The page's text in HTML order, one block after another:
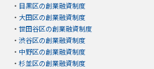
・ 目黒区の創業融資制度
・ 大田区の創業融資制度
・ 世田谷区の創業融資制度
・ 渋谷区の創業融資制度
・ 中野区の創業融資制度
・ 杉並区の創業融資制度